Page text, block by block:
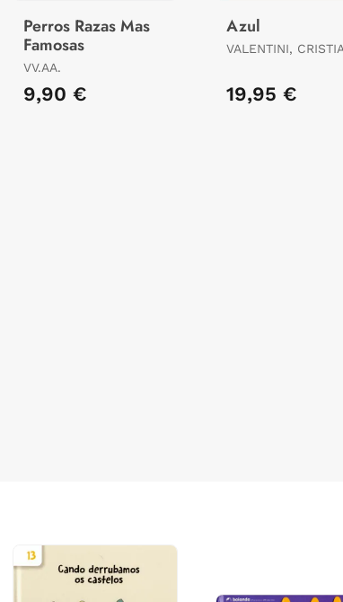
Perros Razas Mas
Famosas
VV.AA.
9,90 €
Azul
VALENTINI,
19,95 €